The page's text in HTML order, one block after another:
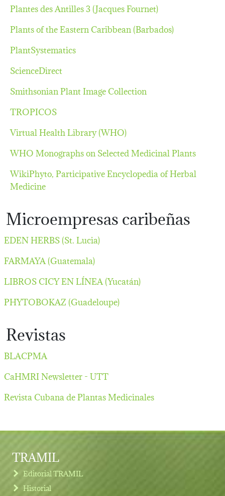
Plantes des Antilles 3 (Jacques Fournet)
Plants of the Eastern Caribbean (Barbados)
PlantSystematics
ScienceDirect
Smithsonian Plant Image Collection
TROPICOS
Virtual Health Library (WHO)
WHO Monographs on Selected Medicinal Plants
WikiPhyto, Participative Encyclopedia of Herbal
Medicine
Microempresas caribeñas
EDEN HERBS (St. Lucia)
FARMAYA (Guatemala)
LIBROS CICY EN LÍNEA (Yucatán)
PHYTOBOKAZ (Guadeloupe)
Revistas
BLACPMA
CaHMRI Newsletter - UTT
Revista Cubana de Plantas Medicinales
TRAMIL
Editorial TRAMIL
Historial